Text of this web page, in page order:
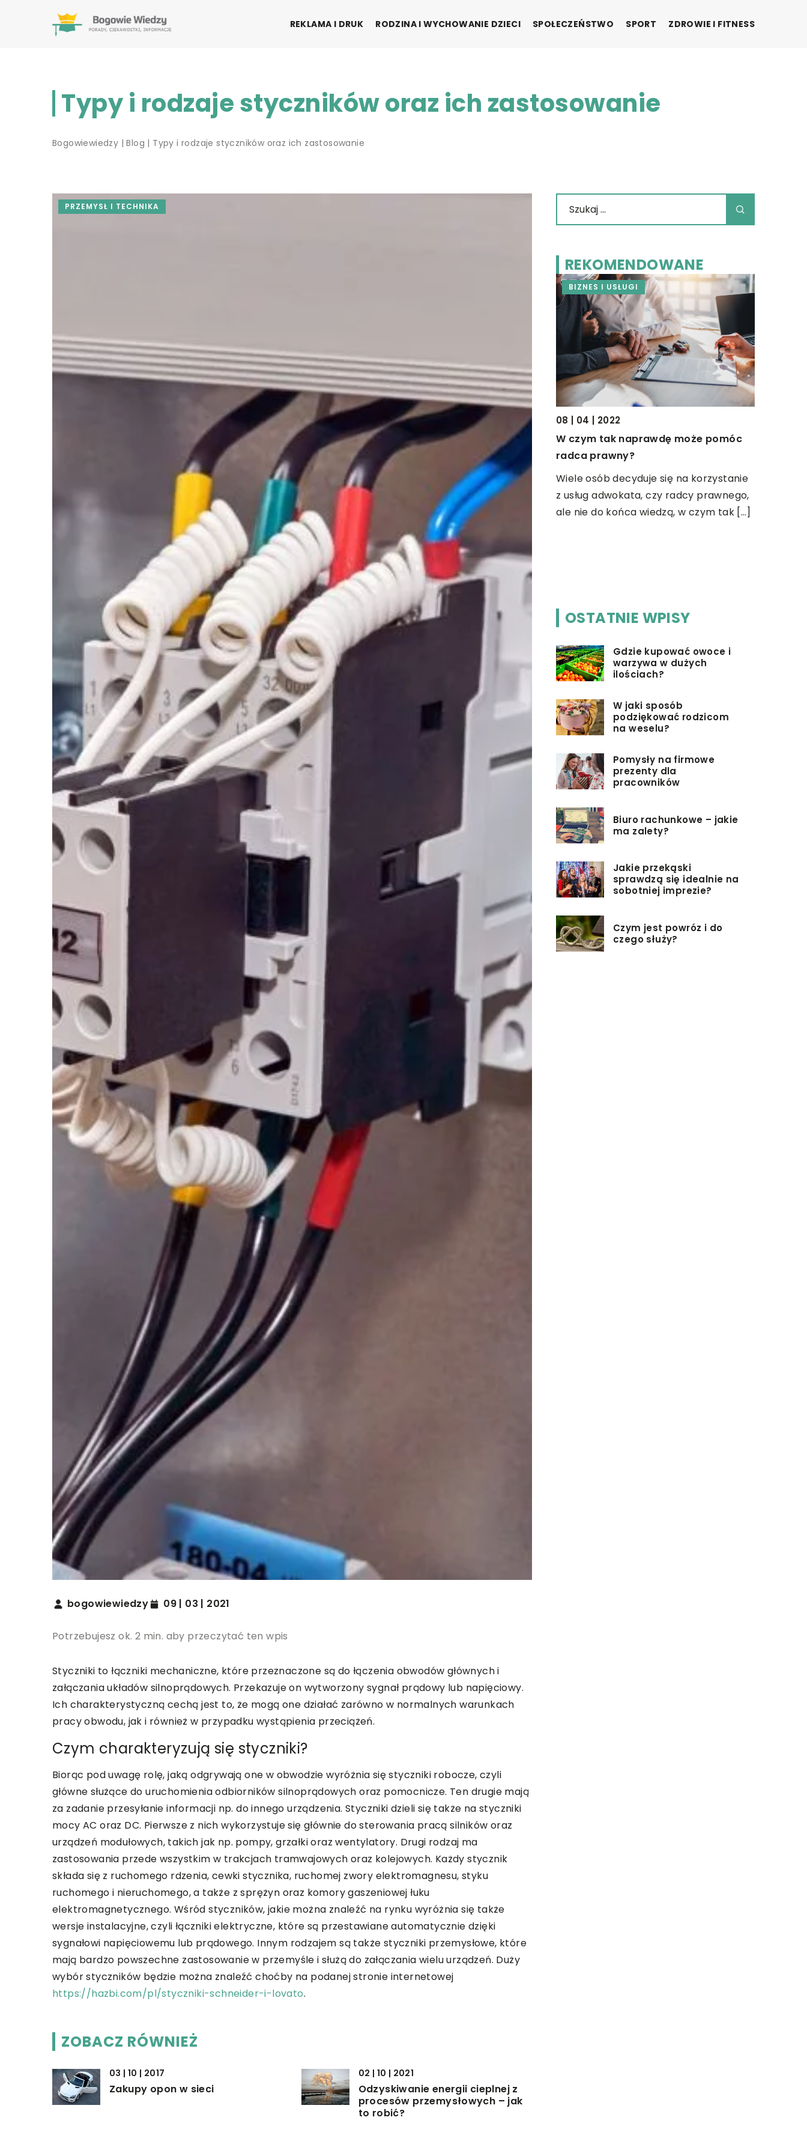
REKLAMA I DRUK RODZINA I WYCHOWANIE DZIECI SPOŁECZEŃSTWO SPORT ZDROWIE I FITNESS
Typy i rodzaje styczników oraz ich zastosowanie
Bogowiewiedzy |Blog | Typy i rodzaje styczników oraz ich zastosowanie
PRZEMYSŁ I TECHNIKA
bogowiewiedzy 09 | 03 | 2021
Potrzebujesz ok. 2 min. aby przeczytać ten wpis
Styczniki to łączniki mechaniczne, które przeznaczone są do łączenia obwodów głównych i
załączania układów silnoprądowych. Przekazuje on wytworzony sygnał prądowy lub napięciowy.
Ich charakterystyczną cechą jest to, że mogą one działać zarówno w normalnych warunkach
pracy obwodu, jak i również w przypadku wystąpienia przeciążeń.
Czym charakteryzują się styczniki?
Biorąc pod uwagę rolę, jaką odgrywają one w obwodzie wyróżnia się styczniki robocze, czyli
główne służące do uruchomienia odbiorników silnoprądowych oraz pomocnicze. Ten drugie mają
za zadanie przesyłanie informacji np. do innego urządzenia. Styczniki dzieli się także na styczniki
mocy AC oraz DC. Pierwsze z nich wykorzystuje się głównie do sterowania pracą silników oraz
urządzeń modułowych, takich jak np. pompy, grzałki oraz wentylatory. Drugi rodzaj ma
zastosowania przede wszystkim w trakcjach tramwajowych oraz kolejowych. Każdy stycznik
składa się z ruchomego rdzenia, cewki stycznika, ruchomej zwory elektromagnesu, styku
ruchomego i nieruchomego, a także z sprężyn oraz komory gaszeniowej łuku
elektromagnetycznego. Wśród styczników, jakie można znaleźć na rynku wyróżnia się także
wersje instalacyjne, czyli łączniki elektryczne, które są przestawiane automatycznie dzięki
sygnałowi napięciowemu lub prądowego. Innym rodzajem są także styczniki przemysłowe, które
mają bardzo powszechne zastosowanie w przemyśle i służą do załączania wielu urządzeń. Duży
wybór styczników będzie można znaleźć choćby na podanej stronie internetowej
https://hazbi.com/pl/styczniki-schneider-i-lovato.
ZOBACZ RÓWNIEŻ
03 | 10 | 2017
Zakupy opon w sieci
02 | 10 | 2021
Odzyskiwanie energii cieplnej z
procesów przemysłowych – jak
to robić?
REKOMENDOWANE
Jakie udogodnienia można
wprowadzić dla pracowników, aby
usprawnić ich pracę?
Wydajność pracownika to wynik bardzo
wielu składowych. Aby osiągać lepsze
rezultaty, warto zadbać o przyjazną i
bezpieczną przestrzeń pracy,
inwestować […]
13 | 05 | 2021
Co zrobić, żeby przyciągnąć nowych
kontrahentów do firmy?
Działania promocyjne mają na celu
przyciągnięcie nowych klientów do
danej firmy. Kompleksowe usługi
marketingowe ponadto sprawiają, że
firma zyskuje na […]
BIZNES I USŁUGI
08 | 04 | 2022
W czym tak naprawdę może pomóc
radca prawny?
Wiele osób decyduje się na korzystanie
z usług adwokata, czy radcy prawnego,
ale nie do końca wiedzą, w czym tak […]
OSTATNIE WPISY
Gdzie kupować owoce i
warzywa w dużych
ilościach?
W jaki sposób
podziękować rodzicom
na weselu?
Pomysły na firmowe
prezenty dla
pracowników
Biuro rachunkowe – jakie
ma zalety?
Jakie przekąski
sprawdzą się idealnie na
sobotniej imprezie?
Czym jest powróz i do
czego służy?